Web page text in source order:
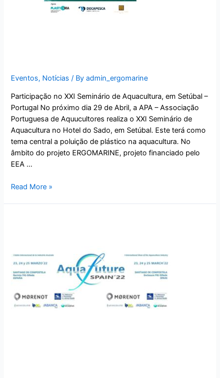
Eventos, Notícias / Byadmin_ergomarine
Participação no XXI Seminário de Aquacultura, em Setúbal –
Portugal No próximo dia 29 de Abril, a APA – Associação
Portuguesa de Aquucultores realiza o XXI Seminário de
Aquacultura no Hotel do Sado, em Setúbal. Este terá como
tema central a poluição de plástico na aquacultura. No
âmbito do projeto ERGOMARINE, projeto financiado pelo
EEA …
Read More »